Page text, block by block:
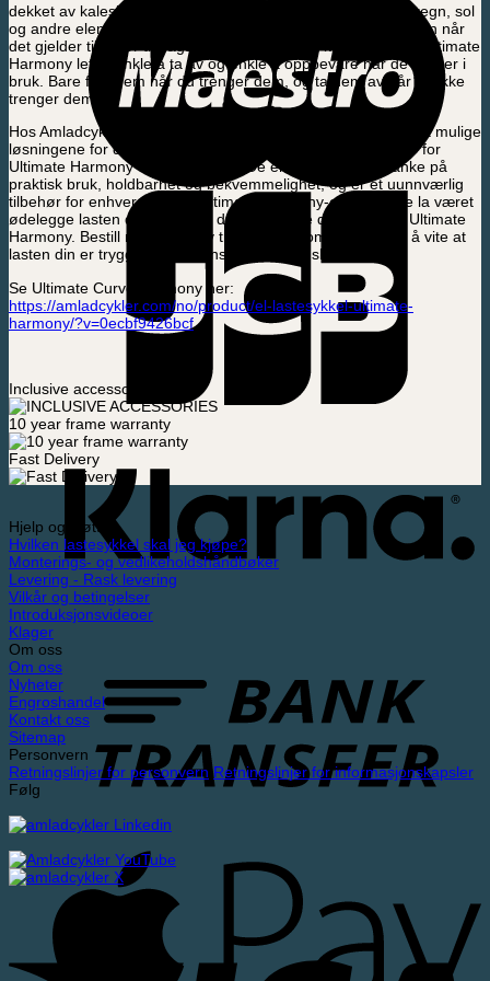
dekket av kalesjen, noe som gir maksimal beskyttelse mot regn, sol
og andre elementer. Vi forstår at bekvemmelighet er nøkkelen når
det gjelder tilbehør til bagasje. Derfor er våre kalesjebuer til Ultimate
Harmony lette, enkle å ta av og enkle å oppbevare når de ikke er i
bruk. Bare fest dem når du trenger dem, og ta dem av når du ikke
trenger dem.
Hos Amladcykler er vi opptatt av å tilby kundene våre de best mulige
løsningene for deres behov for å frakte last. Våre dekkbuer for
Ultimate Harmony er intet unntak. De er designet med tanke på
praktisk bruk, holdbarhet og bekvemmelighet, og er et uunnværlig
tilbehør for enhver Canopy Ultimate Harmony-eier. Så ikke la været
ødelegge lasten din – beskytt den med våre dekkbuer for Ultimate
Harmony. Bestill nå og opplev tryggheten som følger med å vite at
lasten din er trygg og tørr, uansett hva som skjer.
Se Ultimate Curve Harmony her:
https://amladcykler.com/no/product/el-lastesykkel-ultimate-
harmony/?v=0ecbf9426bcf
Inclusive accessories
10 year frame warranty
Fast Delivery
Hjelp og støtte
Hvilken lastesykkel skal jeg kjøpe?
Monterings- og vedlikeholdshåndbøker
Levering - Rask levering
Vilkår og betingelser
Introduksjonsvideoer
Klager
Om oss
Om oss
Nyheter
Engroshandel
Kontakt oss
Sitemap
Personvern
Retningslinjer for personvern Retningslinjer for informasjonskapsler
Følg